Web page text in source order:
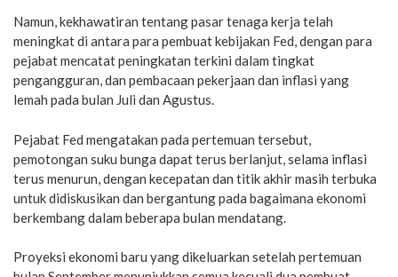
Namun, kekhawatiran tentang pasar tenaga kerja telah
meningkat di antara para pembuat kebijakan Fed, dengan para
pejabat mencatat peningkatan terkini dalam tingkat
pengangguran, dan pembacaan pekerjaan dan inflasi yang
lemah pada bulan Juli dan Agustus.
Pejabat Fed mengatakan pada pertemuan tersebut,
pemotongan suku bunga dapat terus berlanjut, selama inflasi
terus menurun, dengan kecepatan dan titik akhir masih terbuka
untuk didiskusikan dan bergantung pada bagaimana ekonomi
berkembang dalam beberapa bulan mendatang.
Proyeksi ekonomi baru yang dikeluarkan setelah pertemuan